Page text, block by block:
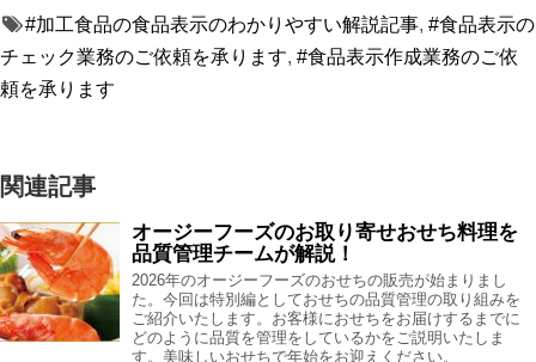
#加工食品の食品表示のわかりやすい解説記事, #食品表示の
チェック業務のご依頼を承ります, #食品表示作成業務のご依
頼を承ります
関連記事
オージーフーズのお取り寄せおせち料理を
品質管理チームが解説！
2026年のオージーフーズのおせちの販売が始まりまし
た。今回は特別編としておせちの品質管理の取り組みを
ご紹介いたします。お客様におせちをお届けするまでに
どのように品質を管理をしているかをご説明いたしま
す。美味しいおせちで年始をお迎えください。